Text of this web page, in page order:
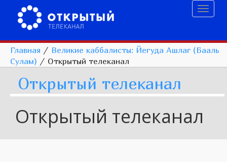
Главная / Великие каббалисты: Йегуда Ашлаг (Бааль
Сулам) / Открытый телеканал
Открытый телеканал
Открытый телеканал